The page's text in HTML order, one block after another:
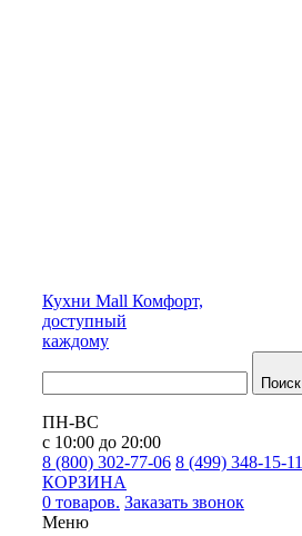
Кухни Mall Комфорт,
доступный
каждому
Поиск
ПН-ВС
с 10:00 до 20:00
8 (800) 302-77-06 8 (499) 348-15-11
КОРЗИНА
0 товаров. Заказать звонок
Меню